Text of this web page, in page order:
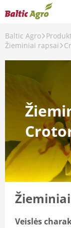
Baltic Agro
Žieminiai rapsai
Veislės